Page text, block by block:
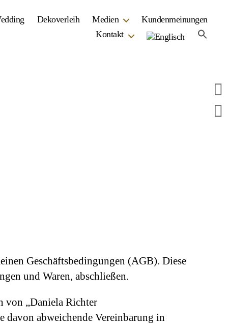
Dekoverleih Medien
Kundenmeinungen
Kontakt
Geschäftsbedingungen (AGB). Diese
und Waren, abschließen.
von „Daniela Richter
davon abweichende Vereinbarung in